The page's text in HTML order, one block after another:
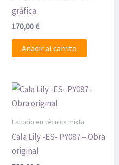
gráfica
170,00€
Añadir al carrito
Estudio en técnica mixta
Cala Lily -ES- PY087 – Obra
original